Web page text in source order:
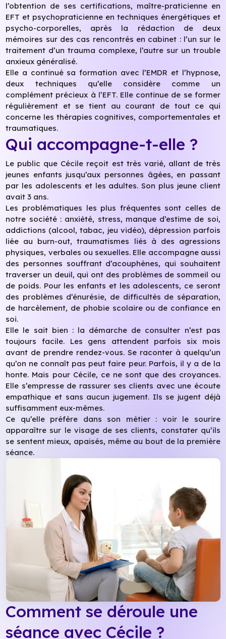
l’obtention de ses certifications, maître-praticienne en
EFT et psychopraticienne en techniques énergétiques et
psycho-corporelles, après la rédaction de deux
mémoires sur des cas rencontrés en cabinet : l’un sur le
traitement d’un trauma complexe, l’autre sur un trouble
anxieux généralisé.
Elle a continué sa formation avec l’EMDR et l’hypnose,
deux techniques qu’elle considère comme un
complément précieux à l’EFT. Elle continue de se former
régulièrement et se tient au courant de tout ce qui
concerne les thérapies cognitives, comportementales et
traumatiques.
Qui accompagne-t-elle ?
Le public que Cécile reçoit est très varié, allant de très
jeunes enfants jusqu’aux personnes âgées, en passant
par les adolescents et les adultes. Son plus jeune client
avait 3 ans.
Les problématiques les plus fréquentes sont celles de
notre société : anxiété, stress, manque d’estime de soi,
addictions (alcool, tabac, jeu vidéo), dépression parfois
liée au burn-out, traumatismes liés à des agressions
physiques, verbales ou sexuelles. Elle accompagne aussi
des personnes souffrant d’acouphènes, qui souhaitent
traverser un deuil, qui ont des problèmes de sommeil ou
de poids. Pour les enfants et les adolescents, ce seront
des problèmes d’énurésie, de difficultés de séparation,
de harcèlement, de phobie scolaire ou de confiance en
soi.
Elle le sait bien : la démarche de consulter n’est pas
toujours facile. Les gens attendent parfois six mois
avant de prendre rendez-vous. Se raconter à quelqu’un
qu’on ne connaît pas peut faire peur. Parfois, il y a de la
honte. Mais pour Cécile, ce ne sont que des croyances.
Elle s’empresse de rassurer ses clients avec une écoute
empathique et sans aucun jugement. Ils se jugent déjà
suffisamment eux-mêmes.
Ce qu’elle préfère dans son métier : voir le sourire
apparaître sur le visage de ses clients, constater qu’ils
se sentent mieux, apaisés, même au bout de la première
séance.
Comment se déroule une
séance avec Cécile ?